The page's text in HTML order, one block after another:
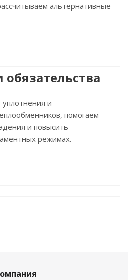
альтернативные
и
помогаем
и повысить
режимах.